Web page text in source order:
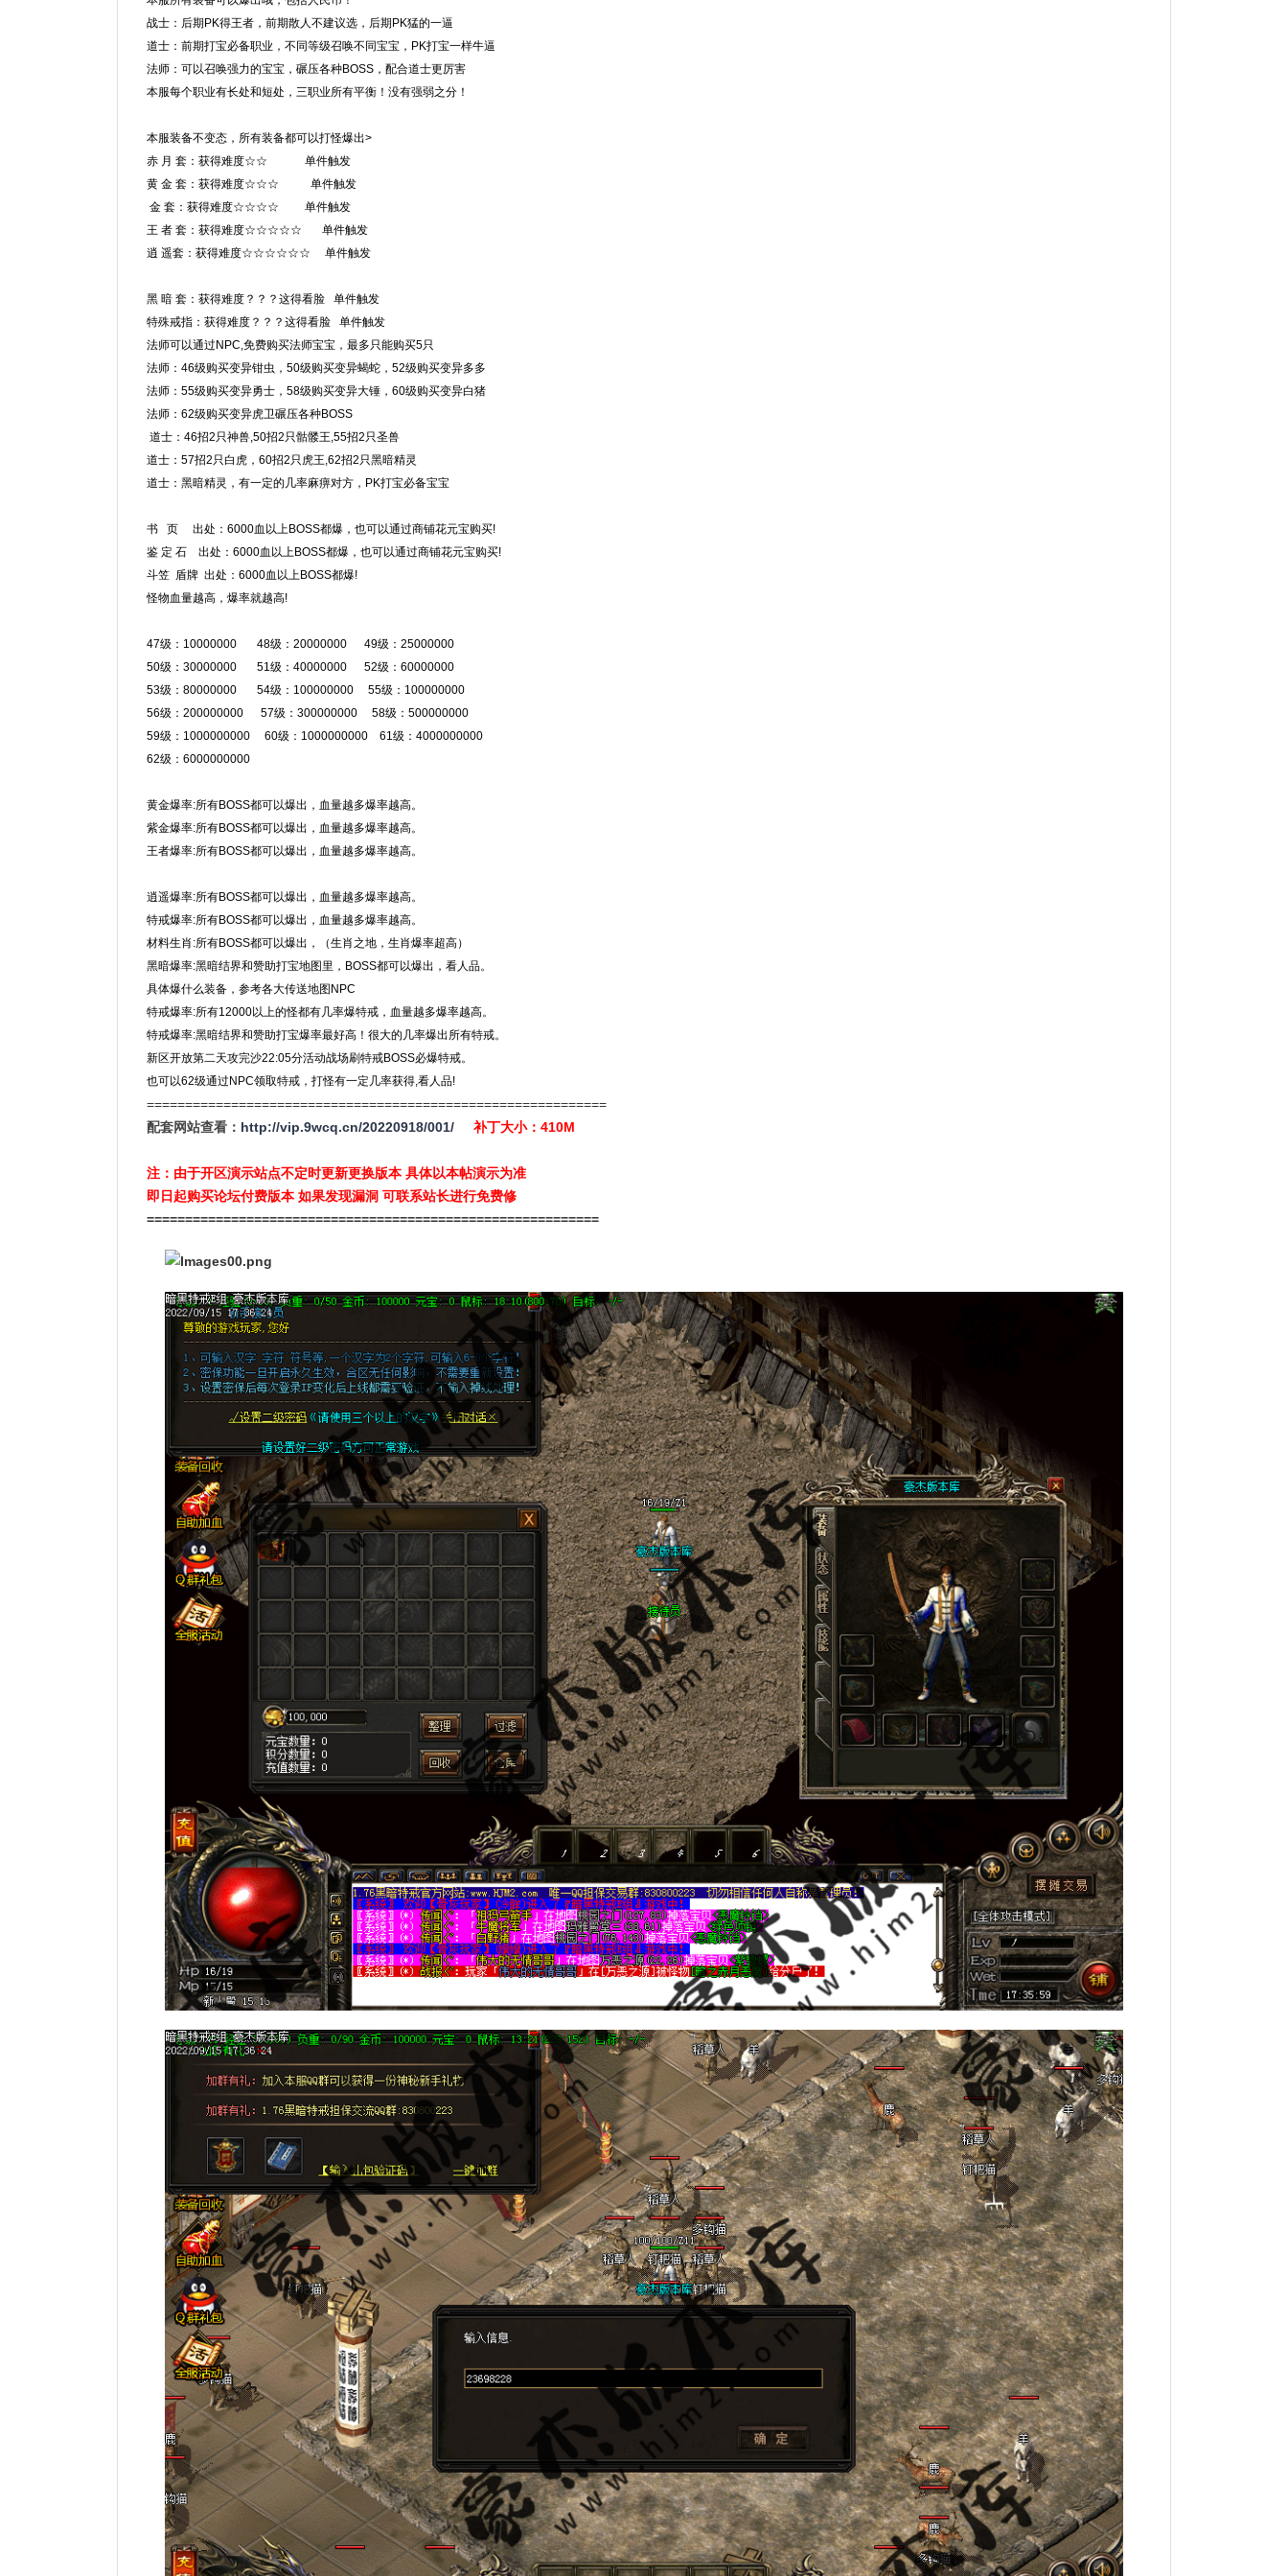
战士：后期PK得王者，前期散人不建议选，后期PK猛的一逼
道士：前期打宝必备职业，不同等级召唤不同宝宝，PK打宝一样牛逼
法师：可以召唤强力的宝宝，碾压各种BOSS，配合道士更厉害
本服每个职业有长处和短处，三职业所有平衡！没有强弱之分！
本服装备不变态，所有装备都可以打怪爆出>
赤 月 套：获得难度☆☆ 单件触发
黄 金 套：获得难度☆☆☆ 单件触发
金 套：获得难度☆☆☆☆ 单件触发
王 者 套：获得难度☆☆☆☆☆ 单件触发
逍 遥套：获得难度☆☆☆☆☆☆ 单件触发
黑 暗 套：获得难度？？？这得看脸 单件触发
特殊戒指：获得难度？？？这得看脸 单件触发
法师可以通过NPC,免费购买法师宝宝，最多只能购买5只
法师：46级购买变异钳虫，50级购买变异蝎蛇，52级购买变异多多
法师：55级购买变异勇士，58级购买变异大锤，60级购买变异白猪
法师：62级购买变异虎卫碾压各种BOSS
道士：46招2只神兽,50招2只骷髅王,55招2只圣兽
道士：57招2只白虎，60招2只虎王,62招2只黑暗精灵
道士：黑暗精灵，有一定的几率麻痹对方，PK打宝必备宝宝
书 页 出处：6000血以上BOSS都爆，也可以通过商铺花元宝购买!
鉴 定 石 出处：6000血以上BOSS都爆，也可以通过商铺花元宝购买!
斗笠 盾牌 出处：6000血以上BOSS都爆!
怪物血量越高，爆率就越高!
47级：10000000 48级：20000000 49级：25000000
50级：30000000 51级：40000000 52级：60000000
53级：80000000 54级：100000000 55级：100000000
56级：200000000 57级：300000000 58级：500000000
59级：1000000000 60级：1000000000 61级：4000000000
62级：6000000000
黄金爆率:所有BOSS都可以爆出，血量越多爆率越高。
紫金爆率:所有BOSS都可以爆出，血量越多爆率越高。
王者爆率:所有BOSS都可以爆出，血量越多爆率越高。
逍遥爆率:所有BOSS都可以爆出，血量越多爆率越高。
特戒爆率:所有BOSS都可以爆出，血量越多爆率越高。
材料生肖:所有BOSS都可以爆出，（生肖之地，生肖爆率超高）
黑暗爆率:黑暗结界和赞助打宝地图里，BOSS都可以爆出，看人品。
具体爆什么装备，参考各大传送地图NPC
特戒爆率:所有12000以上的怪都有几率爆特戒，血量越多爆率越高。
特戒爆率:黑暗结界和赞助打宝爆率最好高！很大的几率爆出所有特戒。
新区开放第二天攻完沙22:05分活动战场刷特戒BOSS必爆特戒。
也可以62级通过NPC领取特戒，打怪有一定几率获得,看人品!
============================================================
配套网站查看： http://vip.9wcq.cn/20220918/001/ 补丁大小：410M
注：由于开区演示站点不定时更新更换版本 具体以本帖演示为准
即日起购买论坛付费版本 如果发现漏洞 可联系站长进行免费修
===========================================================